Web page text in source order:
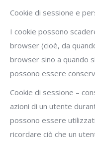
Cookie di sessione e
I cookie possono
browser (cioè, da
browser sino a quando
possono essere
Cookie di sessione –
azioni di un utente
possono essere
ricordare ciò che un